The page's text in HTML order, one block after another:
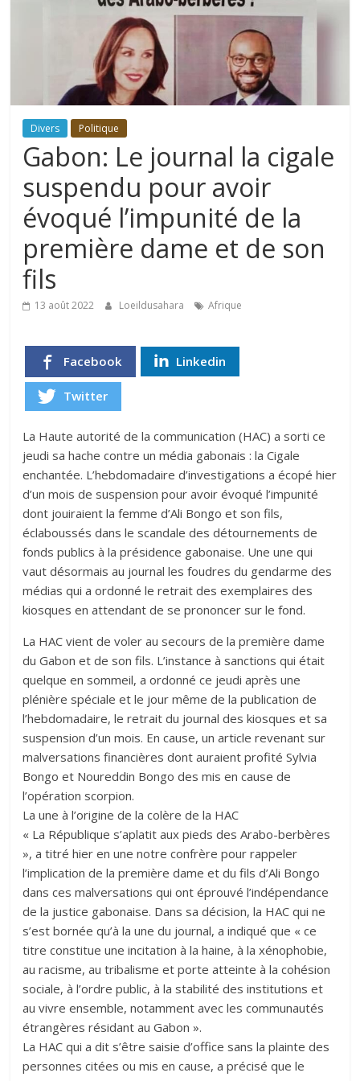
Divers Politique
Gabon: Le journal la cigale
suspendu pour avoir
évoqué l’impunité de la
première dame et de son
fils
13 août 2022 Loeildusahara Afrique
Facebook Linkedin
Twitter
La Haute autorité de la communication (HAC) a sorti ce
jeudi sa hache contre un média gabonais : la Cigale
enchantée. L’hebdomadaire d’investigations a écopé hier
d’un mois de suspension pour avoir évoqué l’impunité
dont jouiraient la femme d’Ali Bongo et son fils,
éclaboussés dans le scandale des détournements de
fonds publics à la présidence gabonaise. Une une qui
vaut désormais au journal les foudres du gendarme des
médias qui a ordonné le retrait des exemplaires des
kiosques en attendant de se prononcer sur le fond.
La HAC vient de voler au secours de la première dame
du Gabon et de son fils. L’instance à sanctions qui était
quelque en sommeil, a ordonné ce jeudi après une
plénière spéciale et le jour même de la publication de
l’hebdomadaire, le retrait du journal des kiosques et sa
suspension d’un mois. En cause, un article revenant sur
malversations financières dont auraient profité Sylvia
Bongo et Noureddin Bongo des mis en cause de
l’opération scorpion.
La une à l’origine de la colère de la HAC
« La République s’aplatit aux pieds des Arabo-berbères
», a titré hier en une notre confrère pour rappeler
l’implication de la première dame et du fils d’Ali Bongo
dans ces malversations qui ont éprouvé l’indépendance
de la justice gabonaise. Dans sa décision, la HAC qui ne
s’est bornée qu’à la une du journal, a indiqué que « ce
titre constitue une incitation à la haine, à la xénophobie,
au racisme, au tribalisme et porte atteinte à la cohésion
sociale, à l’ordre public, à la stabilité des institutions et
au vivre ensemble, notamment avec les communautés
étrangères résidant au Gabon ».
La HAC qui a dit s’être saisie d’office sans la plainte des
personnes citées ou mis en cause, a précisé que le